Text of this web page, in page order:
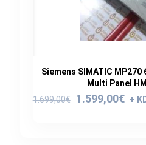
Siemens SIMATIC MP270
Multi Panel
1.699,00€
Orijinal
1.599,00€